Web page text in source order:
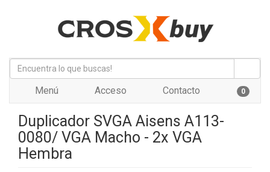
Menú Acceso Contacto 0
Duplicador SVGA Aisens A113-
0080/ VGA Macho - 2x VGA
Hembra